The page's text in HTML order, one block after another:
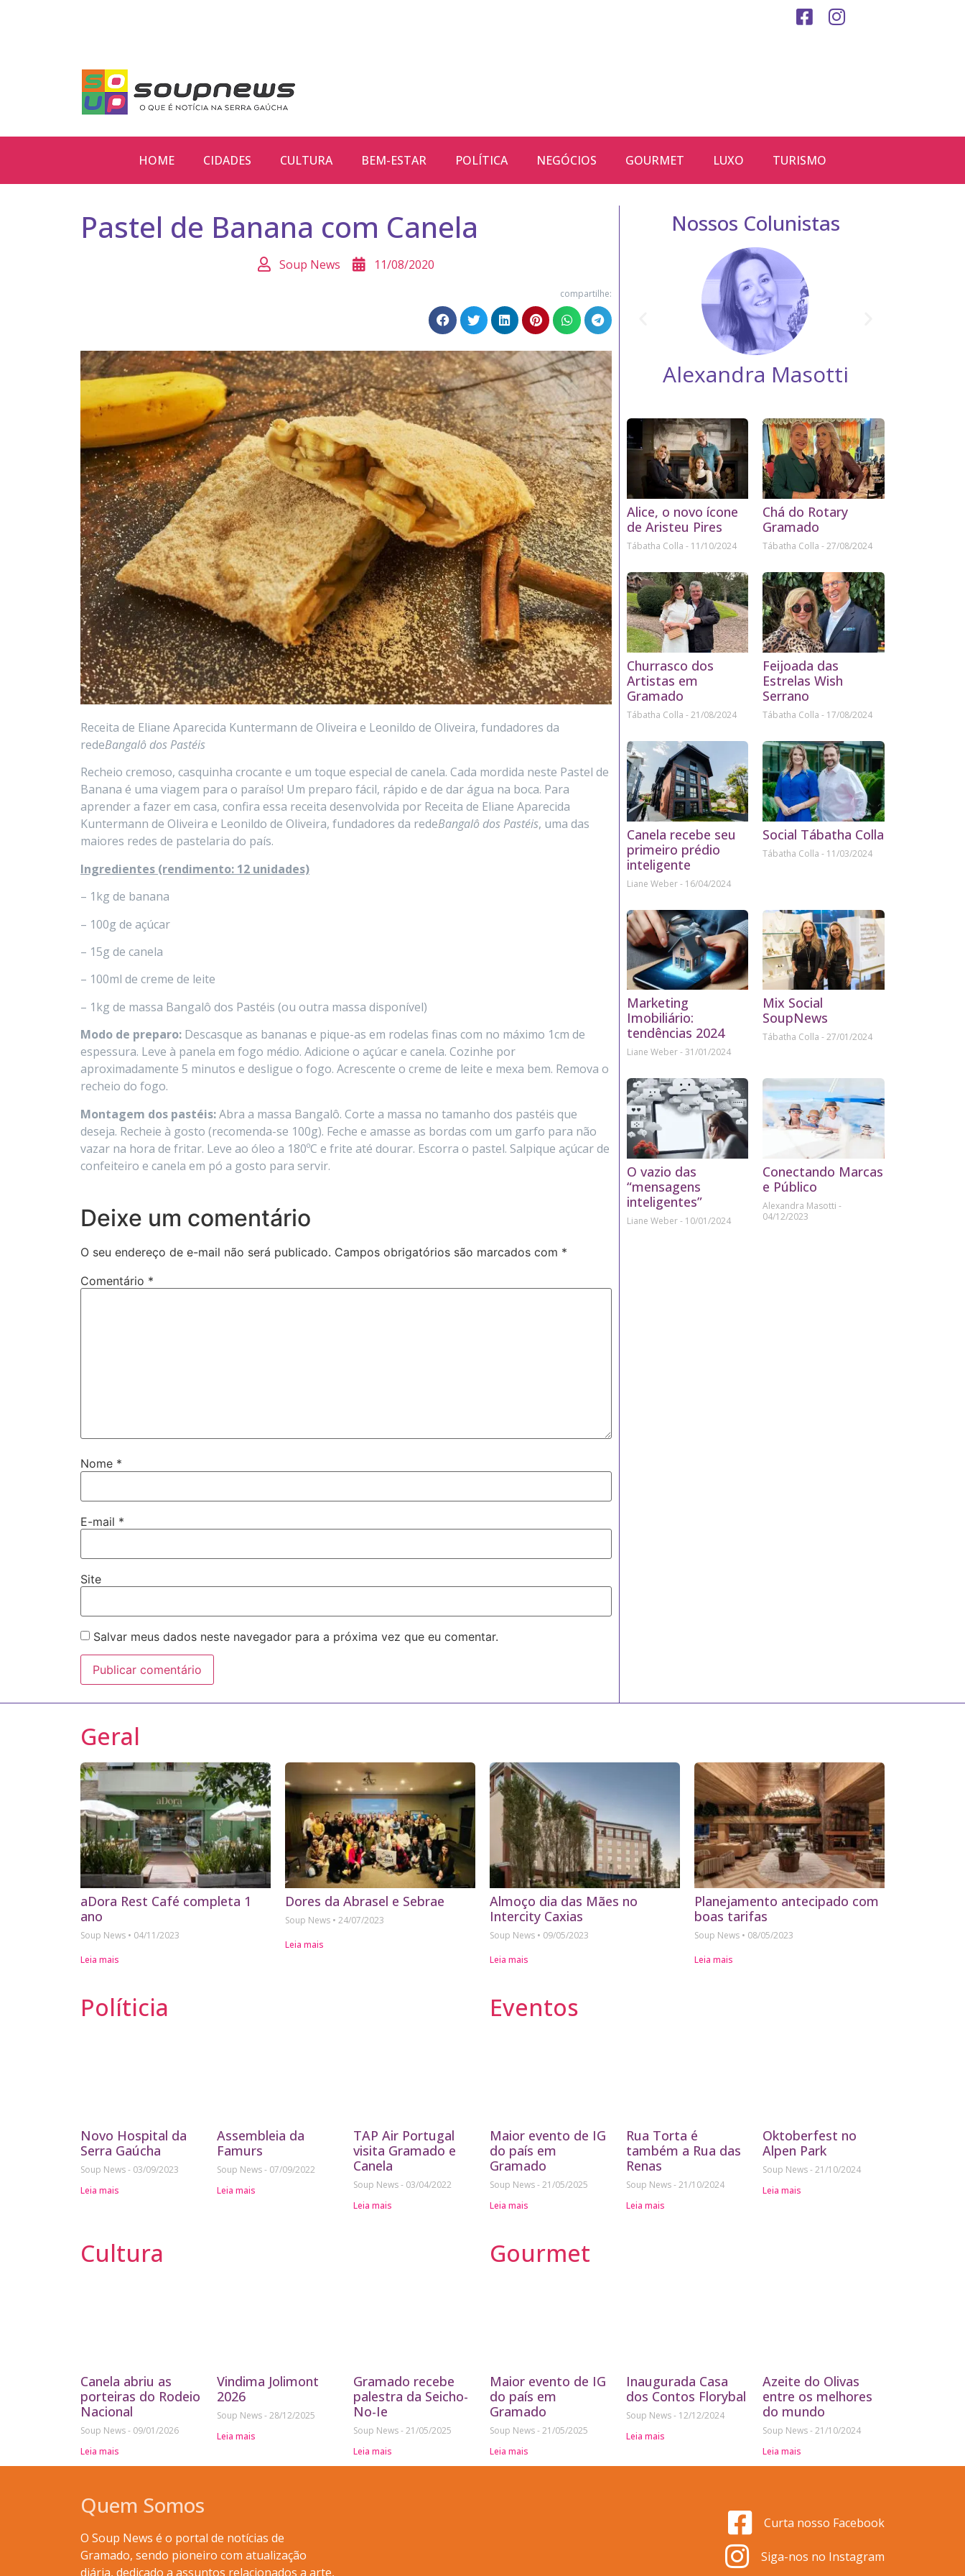
HOME CIDADES CULTURA BEM-ESTAR POLÍTICA NEGÓCIOS GOURMET LUXO TURISMO
Pastel de Banana com Canela
Soup News 11/08/2020
compartilhe:
Receita de Eliane Aparecida Kuntermann de Oliveira e Leonildo de Oliveira, fundadores da
redeBangalô dos Pastéis
Recheio cremoso, casquinha crocante e um toque especial de canela. Cada mordida neste Pastel de
Banana é uma viagem para o paraíso! Um preparo fácil, rápido e de dar água na boca. Para
aprender a fazer em casa, confira essa receita desenvolvida por Receita de Eliane Aparecida
Kuntermann de Oliveira e Leonildo de Oliveira, fundadores da redeBangalô dos Pastéis, uma das
maiores redes de pastelaria do país.
Ingredientes (rendimento: 12 unidades)
– 1kg de banana
– 100g de açúcar
– 15g de canela
– 100ml de creme de leite
– 1kg de massa Bangalô dos Pastéis (ou outra massa disponível)
Modo de preparo: Descasque as bananas e pique-as em rodelas finas com no máximo 1cm de
espessura. Leve à panela em fogo médio. Adicione o açúcar e canela. Cozinhe por
aproximadamente 5 minutos e desligue o fogo. Acrescente o creme de leite e mexa bem. Remova o
recheio do fogo.
Montagem dos pastéis:Abra a massa Bangalô. Corte a massa no tamanho dos pastéis que
deseja. Recheie à gosto (recomenda-se 100g). Feche e amasse as bordas com um garfo para não
vazar na hora de fritar. Leve ao óleo a 180ºC e frite até dourar. Escorra o pastel. Salpique açúcar de
confeiteiro e canela em pó a gosto para servir.
Deixe um comentário
O seu endereço de e-mail não será publicado. Campos obrigatórios são marcados com *
Comentário *
Nome *
E-mail *
Site
Salvar meus dados neste navegador para a próxima vez que eu comentar.
Nossos Colunistas
Liane Weber Alexandra Masotti Duda Catanio
Alice, o novo ícone
de Aristeu Pires
Tábatha Colla 11/10/2024
Chá do Rotary
Gramado
Tábatha Colla 27/08/2024
Churrasco dos
Artistas em
Gramado
Tábatha Colla 21/08/2024
Feijoada das
Estrelas Wish
Serrano
Tábatha Colla 17/08/2024
Canela recebe seu
primeiro prédio
inteligente
Liane Weber 16/04/2024
Social Tábatha Colla
Tábatha Colla 11/03/2024
Marketing
Imobiliário:
tendências 2024
Liane Weber 31/01/2024
Mix Social
SoupNews
Tábatha Colla 27/01/2024
O vazio das
“mensagens
inteligentes”
Liane Weber 10/01/2024
Conectando Marcas
e Público
Alexandra Masotti
04/12/2023
Geral
aDora Rest Café completa 1
ano
Soup News
04/11/2023
Leia mais
Dores da Abrasel e Sebrae
Soup News
24/07/2023
Leia mais
Almoço dia das Mães no
Intercity Caxias
Soup News
09/05/2023
Leia mais
Planejamento antecipado com
boas tarifas
Soup News
08/05/2023
Leia mais
Políticia
Novo Hospital da
Serra Gaúcha
Soup News
03/09/2023
Leia mais
Assembleia da
Famurs
Soup News
07/09/2022
Leia mais
TAP Air Portugal
visita Gramado e
Canela
Soup News
03/04/2022
Leia mais
Eventos
Maior evento de IG
do país em
Gramado
Soup News 21/05/2025
Leia mais
Rua Torta é
também a Rua das
Renas
Soup News 21/10/2024
Leia mais
Oktoberfest no
Alpen Park
Soup News 21/10/2024
Leia mais
Cultura
Canela abriu as
porteiras do Rodeio
Nacional
Soup News
09/01/2026
Leia mais
Vindima Jolimont
2026
Soup News 28/12/2025
Leia mais
Gramado recebe
palestra da Seicho-
No-Ie
Soup News 21/05/2025
Leia mais
Gourmet
Maior evento de IG
do país em
Gramado
Soup News 21/05/2025
Leia mais
Inaugurada Casa
dos Contos Florybal
Soup News
12/12/2024
Leia mais
Azeite do Olivas
entre os melhores
do mundo
Soup News 21/10/2024
Leia mais
Quem Somos
O Soup News é o portal de notícias de
Gramado, sendo pioneiro com atualização
diária, dedicado a assuntos relacionados a arte,
Curta nosso Facebook
Siga-nos no Instagram